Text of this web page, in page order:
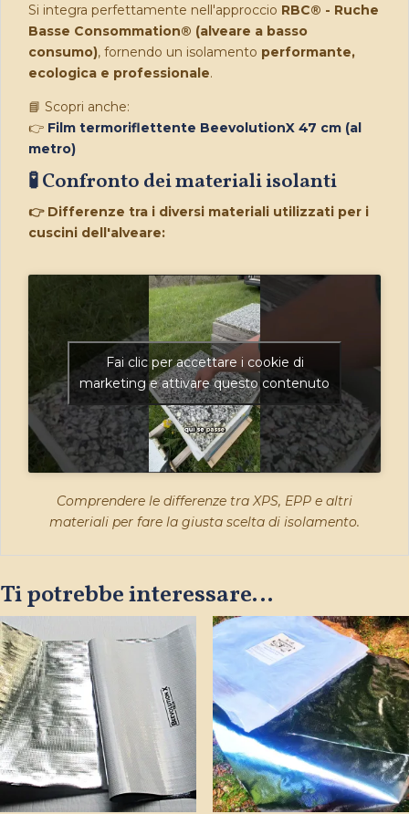
Si integra perfettamente nell'approccio RBC® - Ruche
Basse Consommation® (alveare a basso
consumo), fornendo un isolamento performante,
ecologica e professionale.
📘 Scopri anche:
👉 Film termoriflettente BeevolutionX 47 cm (al
metro)
🧪 Confronto dei materiali isolanti
👉 Differenze tra i diversi materiali utilizzati per i
cuscini dell'alveare:
Fai clic per accettare i cookie di
marketing e attivare questo contenuto
Comprendere le differenze tra XPS, EPP e altri
materiali per fare la giusta scelta di isolamento.
Ti potrebbe interessare…